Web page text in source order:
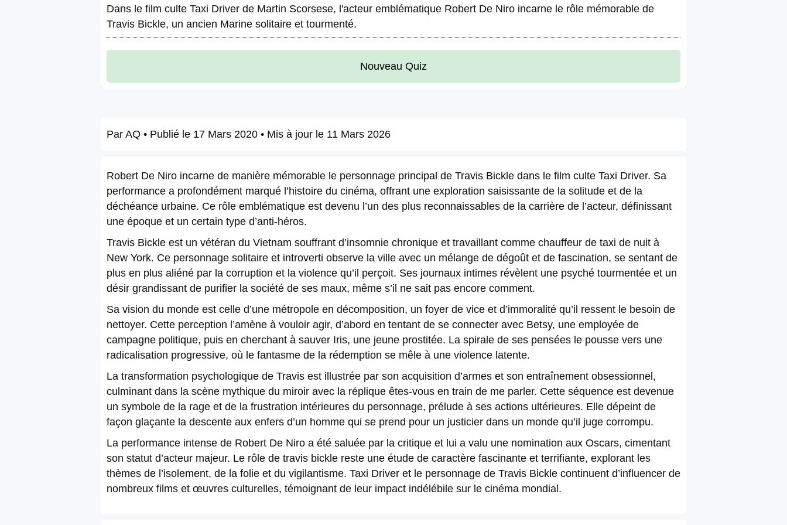
Dans le film culte Taxi Driver de Martin Scorsese, l'acteur emblématique Robert De Niro incarne le rôle mémorable de
Travis Bickle, un ancien Marine solitaire et tourmenté.
Nouveau Quiz
Par AQ • Publié le 17 Mars 2020 • Mis à jour le 11 Mars 2026
Robert De Niro incarne de manière mémorable le personnage principal de Travis Bickle dans le film culte Taxi Driver. Sa
performance a profondément marqué l’histoire du cinéma, offrant une exploration saisissante de la solitude et de la
déchéance urbaine. Ce rôle emblématique est devenu l’un des plus reconnaissables de la carrière de l’acteur, définissant
une époque et un certain type d’anti-héros.
Travis Bickle est un vétéran du Vietnam souffrant d’insomnie chronique et travaillant comme chauffeur de taxi de nuit à
New York. Ce personnage solitaire et introverti observe la ville avec un mélange de dégoût et de fascination, se sentant de
plus en plus aliéné par la corruption et la violence qu’il perçoit. Ses journaux intimes révèlent une psyché tourmentée et un
désir grandissant de purifier la société de ses maux, même s’il ne sait pas encore comment.
Sa vision du monde est celle d’une métropole en décomposition, un foyer de vice et d’immoralité qu’il ressent le besoin de
nettoyer. Cette perception l’amène à vouloir agir, d’abord en tentant de se connecter avec Betsy, une employée de
campagne politique, puis en cherchant à sauver Iris, une jeune prostitée. La spirale de ses pensées le pousse vers une
radicalisation progressive, où le fantasme de la rédemption se mêle à une violence latente.
La transformation psychologique de Travis est illustrée par son acquisition d’armes et son entraînement obsessionnel,
culminant dans la scène mythique du miroir avec la réplique êtes-vous en train de me parler. Cette séquence est devenue
un symbole de la rage et de la frustration intérieures du personnage, prélude à ses actions ultérieures. Elle dépeint de
façon glaçante la descente aux enfers d’un homme qui se prend pour un justicier dans un monde qu’il juge corrompu.
La performance intense de Robert De Niro a été saluée par la critique et lui a valu une nomination aux Oscars, cimentant
son statut d’acteur majeur. Le rôle de travis bickle reste une étude de caractère fascinante et terrifiante, explorant les
thèmes de l’isolement, de la folie et du vigilantisme. Taxi Driver et le personnage de Travis Bickle continuent d’influencer de
nombreux films et œuvres culturelles, témoignant de leur impact indélébile sur le cinéma mondial.